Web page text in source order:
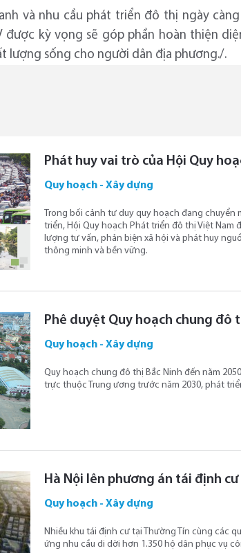
và nhu cầu phát triển đô thị ngày
được kỳ vọng sẽ góp phần hoàn thiện
lượng sống cho người dân địa phương./.
Phát huy vai trò của Hội Quy
Quy hoạch - Xây dựng
Trong bối cảnh tư duy quy hoạch đang
triển, Hội Quy hoạch Phát triển đô thị Việt
lượng tư vấn, phản biện xã hội và phát huy
thông minh và bền vững.
Phê duyệt Quy hoạch chung đô
Quy hoạch - Xây dựng
Quy hoạch chung đô thị Bắc Ninh đến năm
trực thuộc Trung ương trước năm 2030, phát
Hà Nội lên phương án tái định
Quy hoạch - Xây dựng
Nhiều khu tái định cư tại Thường Tín cùng các
ứng nhu cầu di dời hơn 1.350 hộ dân phục vụ